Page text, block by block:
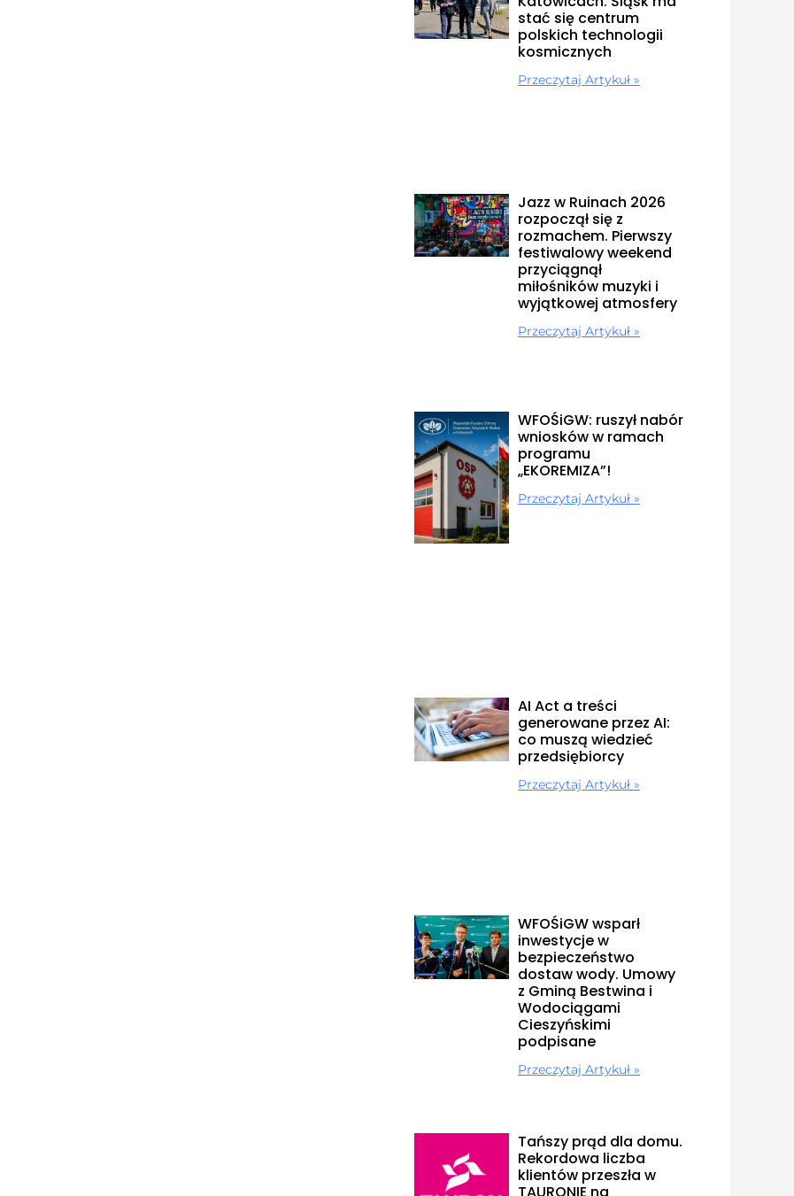
stać się centrum
polskich technologii
kosmicznych
Przeczytaj Artykuł »
Jazz w Ruinach 2026
rozpoczął się z
rozmachem. Pierwszy
festiwalowy weekend
przyciągnął
miłośników muzyki i
wyjątkowej atmosfery
Przeczytaj Artykuł »
WFOŚiGW: ruszył nabór
wniosków w ramach
programu
„EKOREMIZA”!
Przeczytaj Artykuł »
AI Act a treści
generowane przez AI:
co muszą wiedzieć
przedsiębiorcy
Przeczytaj Artykuł »
WFOŚiGW wsparł
inwestycje w
bezpieczeństwo
dostaw wody. Umowy
z Gminą Bestwina i
Wodociągami
Cieszyńskimi
podpisane
Przeczytaj Artykuł »
Tańszy prąd dla domu.
Rekordowa liczba
klientów przeszła w